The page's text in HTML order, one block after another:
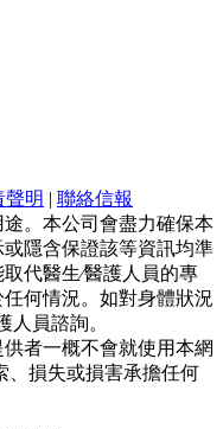
聲明 | 聯絡信報
。本公司會盡力確保本
隱含保證該等資訊均準
代醫生∕醫護人員的專
何情況。如對身體狀況
人員諮詢。
者一概不會就使用本網
、損失或損害承擔任何